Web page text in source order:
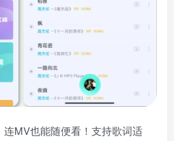
MV也能随便看！支持歌词适